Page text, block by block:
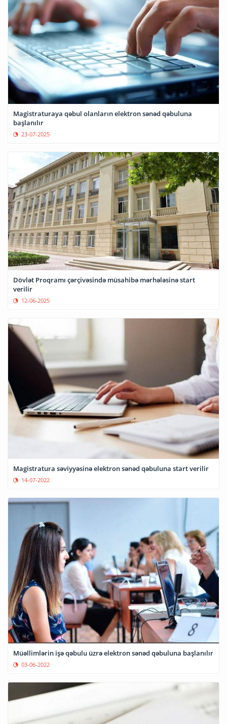
Magistraturaya qəbul olanların elektron sənəd qəbuluna
başlanılır
23-07-2025
Dövlət Proqramı çərçivəsində müsahibə mərhələsinə start
verilir
12-06-2025
Magistratura səviyyəsinə elektron sənəd qəbuluna start verilir
14-07-2022
Müəllimlərin işə qəbulu üzrə elektron sənəd qəbuluna başlanılır
03-06-2022